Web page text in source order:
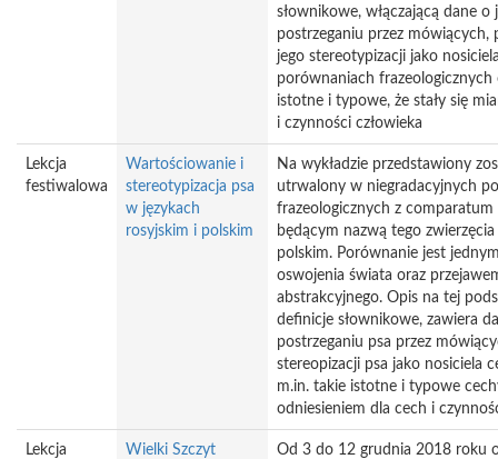
słownikowe, włączającą dane
postrzeganiu przez mówiących,
jego stereotypizacji jako
porównaniach frazeologicznych
istotne i typowe, że stały się
i czynności człowieka
Lekcja
festiwalowa
Wartościowanie i
stereotypizacja psa
w językach
rosyjskim i polskim
Na wykładzie przedstawiony
utrwalony w niegradacyjnych
frazeologicznych z
będącym nazwą tego
polskim. Porównanie jest
oswojenia świata oraz
abstrakcyjnego. Opis na tej
definicje słownikowe, zawiera
postrzeganiu psa przez
stereopizacji psa jako nosiciela
m.in. takie istotne i typowe
odniesieniem dla cech i
Lekcja
Wielki Szczyt
Od 3 do 12 grudnia 2018 roku